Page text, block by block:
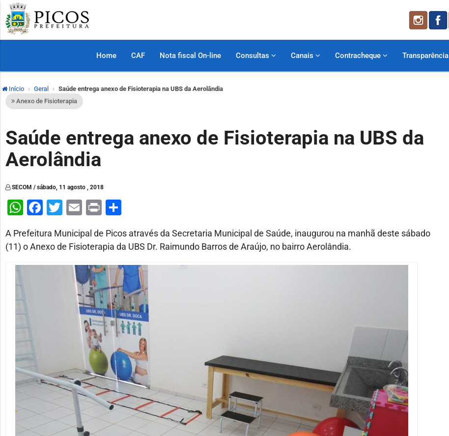
Home CAF Nota fiscal On-line Consultas Canais Contracheque Transparência
Início Geral
Saúde entrega anexo de Fisioterapia na UBS da Aerolândia
Anexo de Fisioterapia
Saúde entrega anexo de Fisioterapia na UBS da
Aerolândia
SECOM / sábado, 11 agosto , 2018
WhatsApp
Facebook
Twitter
Email
Print
A Prefeitura Municipal de Picos através da Secretaria Municipal de Saúde, inaugurou na manhã deste sábado
(11) o Anexo de Fisioterapia da UBS Dr. Raimundo Barros de Araújo, no bairro Aerolândia.